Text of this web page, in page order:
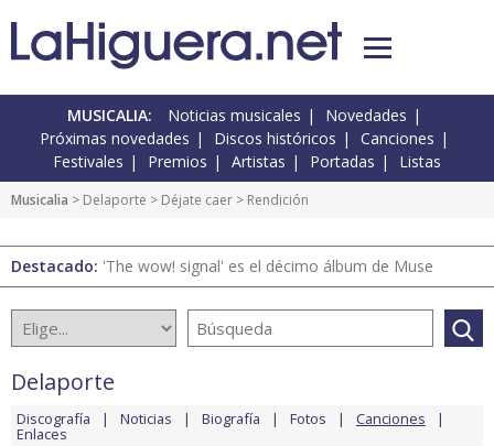
MUSICALIA: Noticias musicales
Novedades
Próximas novedades
Discos históricos
Canciones
Festivales
Premios Artistas Portadas Listas
Musicalia > Delaporte > Déjate caer > Rendición
Destacado: 'The wow! signal' es el décimo álbum de Muse
Delaporte
Discografía Noticias Biografía Fotos Canciones
Enlaces